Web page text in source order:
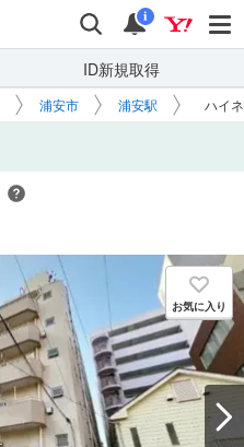
検索 通知
i
ID新規取得
浦安市 浦安駅 ハイ
お気に入り